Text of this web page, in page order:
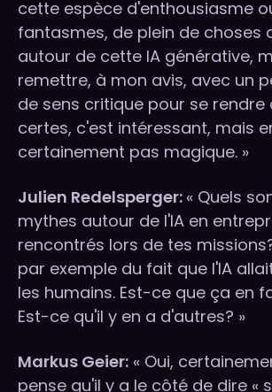
cette espèce d'enthousiasme
fantasmes, de plein de choses
autour de cette IA générative,
remettre, à mon avis, avec un
de sens critique pour se
certes, c'est intéressant, mais
certainement pas magique. »
Julien Redelsperger: « Quels
mythes autour de l'IA en
rencontrés lors de tes
par exemple du fait que l'IA
les humains. Est-ce que ça en
Est-ce qu'il y en a d'autres? »
Markus Geier: « Oui,
pense qu'il y a le côté de dire «